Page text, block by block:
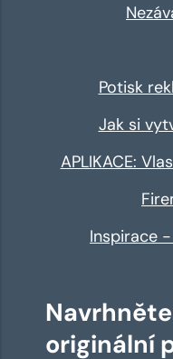
Potisk
Jak si
APLIKACE:
Inspirace
originální